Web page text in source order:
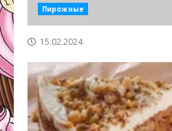
Пирожные
15.02.2024